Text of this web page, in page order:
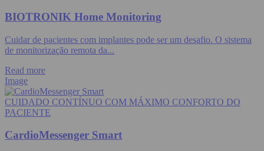
BIOTRONIK Home Monitoring
Cuidar de pacientes com implantes pode ser um desafio. O sistema
de monitorização remota da...
Read more
Image
CUIDADO CONTÍNUO COM MÁXIMO CONFORTO DO
PACIENTE
CardioMessenger Smart